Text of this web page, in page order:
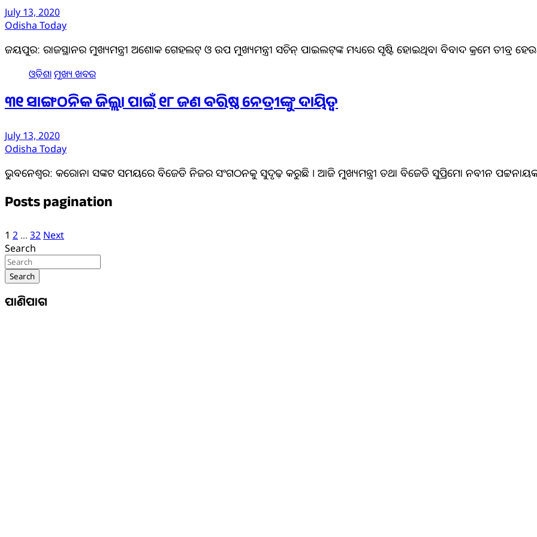
July 13, 2020
Odisha Today
ଜୟପୁର: ରାଜସ୍ଥାନର ମୁଖ୍ୟମନ୍ତ୍ରୀ ଅଶୋକ ଗେହଲଟ୍‌ ଓ ଉପ ମୁଖ୍ୟମନ୍ତ୍ରୀ ସଚିନ୍‌ ପାଇଲଟ୍‌ଙ୍କ ମଧ୍ୟରେ ସୃଷ୍ଟି ହୋଇଥିବା ବିବାଦ କ୍ରମେ ତୀବ୍ର
ଓଡ଼ିଶାମୁଖ୍ୟ ଖବର
୩୧ ସାଙ୍ଗଠନିକ ଜିଲ୍ଲା ପାଇଁ ୧୮ ଜଣ ବରିଷ୍ଠ ନେତ୍ରୀଙ୍କୁ ଦାୟିତ୍ୱ
July 13, 2020
Odisha Today
ଭୁବନେଶ୍ୱର: କରୋନା ସଙ୍କଟ ସମୟରେ ବିଜେଡି ନିଜର ସଂଗଠନକୁ ସୁଦୃଢ଼ କରୁଛି । ଆଜି ମୁଖ୍ୟମନ୍ତ୍ରୀ ତଥା ବିଜେଡି ସୁପ୍ରିମୋ ନବୀନ
Posts pagination
1 2 … 32 Next
Search
Search
ପାଣିପାଗ